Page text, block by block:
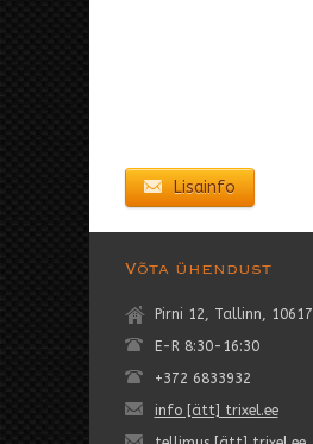
Lisainfo
Võta ühendust
Pirni 12, Tallinn, 10617
E-R 8:30-16:30
+372 6833932
info [ätt] trixel.ee